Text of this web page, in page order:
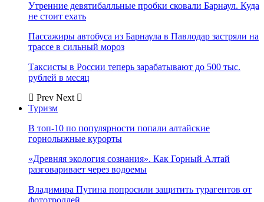
Утренние девятибалльные пробки сковали Барнаул. Куда
не стоит ехать
Пассажиры автобуса из Барнаула в Павлодар застряли на
трассе в сильный мороз
Таксисты в России теперь зарабатывают до 500 тыс.
рублей в месяц
Prev Next
Туризм
В топ-10 по популярности попали алтайские
горнолыжные курорты
«Древняя экология сознания». Как Горный Алтай
разговаривает через водоемы
Владимира Путина попросили защитить турагентов от
фототроллей